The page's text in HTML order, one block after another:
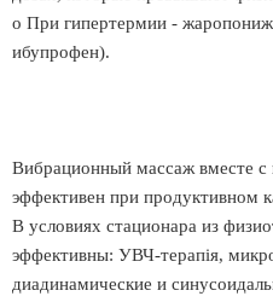
o При гипертермии -
ибупрофен).
Вибрационный массаж вместе
эффективен при продуктивном
В условиях стационара из
эффективны: УВЧ-терапія,
диадинамические и